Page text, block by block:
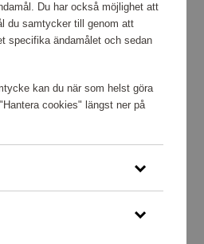
Du har också möjlighet att
du samtycker till genom att
specifika ändamålet och sedan
kan du när som helst göra
cookies" längst ner på